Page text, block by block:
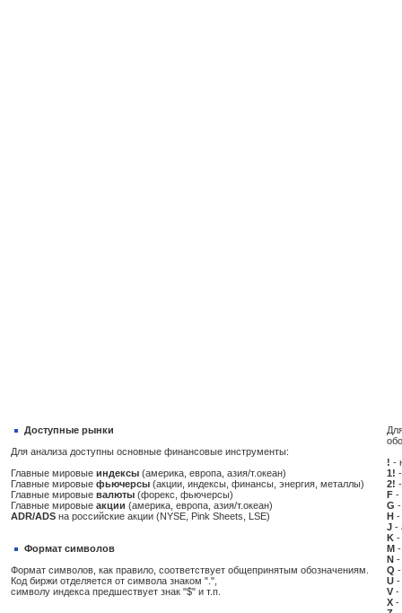
Доступные рынки
Для анализа доступны основные финансовые инструменты:
Главные мировые индексы (америка, европа, азия/т.океан)
Главные мировые фьючерсы (акции, индексы, финансы, энергия, металлы)
Главные мировые валюты (форекс, фьючерсы)
Главные мировые акции (америка, европа, азия/т.океан)
ADR/ADS на российские акции (NYSE, Pink Sheets, LSE)
Формат символов
Формат символов, как правило, соответствует общепринятым обозначениям.
Код биржи отделяется от символа знаком ".",
символу индекса предшествует знак "$" и т.п.
! -
1!
2!
F -
G
H -
J -
K -
M
N -
Q -
U -
V -
X -